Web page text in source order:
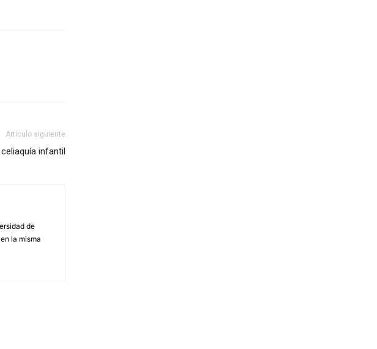
Artículo siguiente
celiaquía infantil
de
la misma